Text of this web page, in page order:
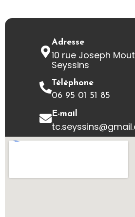
Adresse
10 rue Joseph
Seyssins
Téléphone
06 95 01 51 85
E-mail